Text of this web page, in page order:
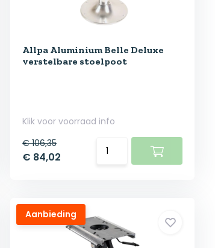
Allpa Aluminium Belle Deluxe
verstelbare stoelpoot
Klik voor voorraad info
€ 106,35
€ 84,02
Aanbieding